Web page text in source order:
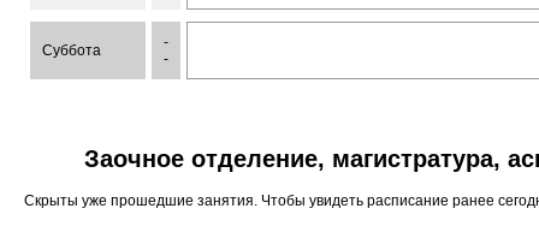
Суббота
-
-
Заочное отделение, магистратура,
Скрыты уже прошедшие занятия. Чтобы увидеть расписание ранее